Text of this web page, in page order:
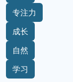
专注力
成长
自然
学习